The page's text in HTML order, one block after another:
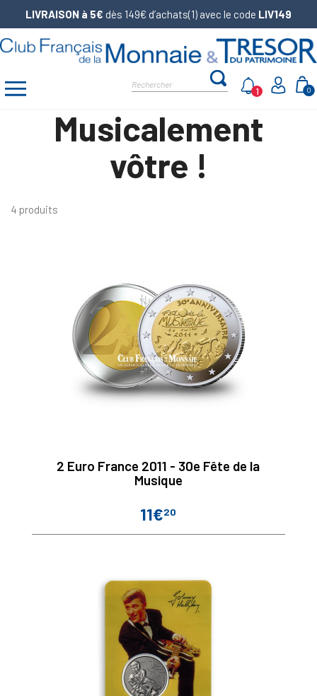
LIVRAISON à 5€ dès 149€ d’achats(1) avec le code LIV149
0
1
Musicalement
vôtre !
4 produits
2 Euro France 2011 - 30e Fête de la
Musique
Prix
11€20